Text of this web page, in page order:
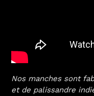
Nos manches sont
et de palissandre